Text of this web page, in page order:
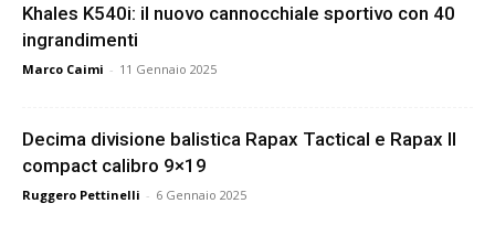
Khales K540i: il nuovo cannocchiale sportivo con 40
ingrandimenti
Marco Caimi - 11 Gennaio 2025
Decima divisione balistica Rapax Tactical e Rapax II
compact calibro 9×19
Ruggero Pettinelli - 6 Gennaio 2025